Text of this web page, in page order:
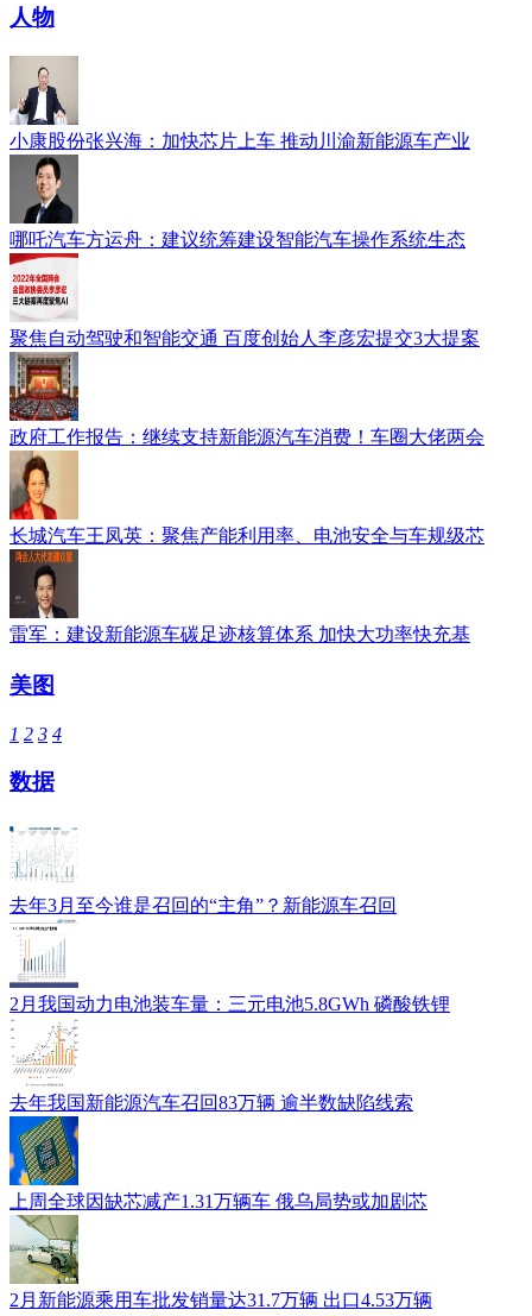
人物
小康股份张兴海：加快芯片上车 推动川渝新能源车产业
哪吒汽车方运舟：建议统筹建设智能汽车操作系统生态
聚焦自动驾驶和智能交通 百度创始人李彦宏提交3大提案
政府工作报告：继续支持新能源汽车消费！车圈大佬两会
长城汽车王凤英：聚焦产能利用率、电池安全与车规级芯
雷军：建设新能源车碳足迹核算体系 加快大功率快充基
美图
1 2 3 4
数据
去年3月至今谁是召回的“主角”？新能源车召回
2月我国动力电池装车量：三元电池5.8GWh 磷酸铁锂
去年我国新能源汽车召回83万辆 逾半数缺陷线索
上周全球因缺芯减产1.31万辆车 俄乌局势或加剧芯
2月新能源乘用车批发销量达31.7万辆 出口4.53万辆